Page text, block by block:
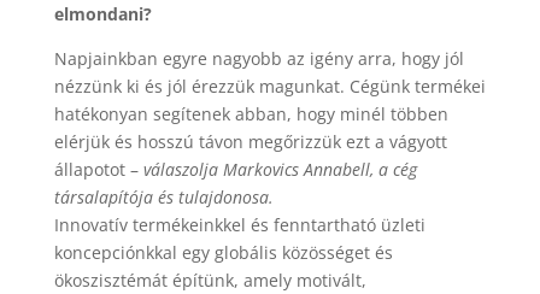
elmondani?
Napjainkban egyre nagyobb az igény arra, hogy jól
nézzünk ki és jól érezzük magunkat. Cégünk termékei
hatékonyan segítenek abban, hogy minél többen
elérjük és hosszú távon megőrizzük ezt a vágyott
állapotot – válaszolja Markovics Annabell, a cég
társalapítója és tulajdonosa.
Innovatív termékeinkkel és fenntartható üzleti
koncepciónkkal egy globális közösséget és
ökoszisztémát építünk, amely motivált,